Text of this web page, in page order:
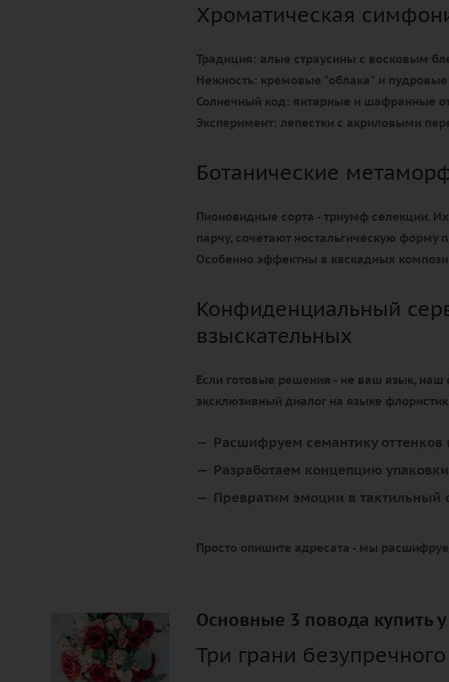
Хроматическая
Традиция: алые страусины с восковым
Нежность: кремовые "облака" и пудровые
Солнечный код: янтарные и шафранные
Эксперимент: лепестки с акриловыми
Ботанические
Пионовидные сорта - триумф селекции.
парчу, сочетают ностальгическую форму
Особенно эффектны в каскадных
Конфиденциальный
взыскательных
Если готовые решения - не ваш язык, наш
эксклюзивный диалог на языке
Расшифруем семантику оттенков
Разработаем концепцию
Превратим эмоции в тактильный
Просто опишите адресата - мы
Основные 3 повода купить
Три грани